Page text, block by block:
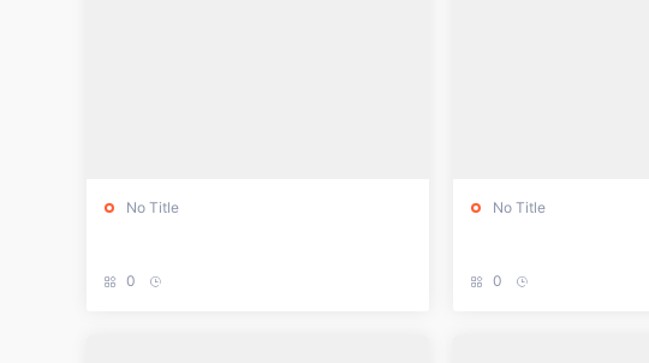
No Title
0
No Title
0